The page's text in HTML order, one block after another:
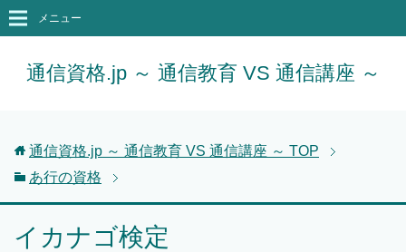
通信資格.jp ～ 通信教育 VS 通信講座 ～
メニュー
通信資格.jp ～ 通信教育 VS 通信講座 ～ TOP
あ行の資格
イカナゴ検定